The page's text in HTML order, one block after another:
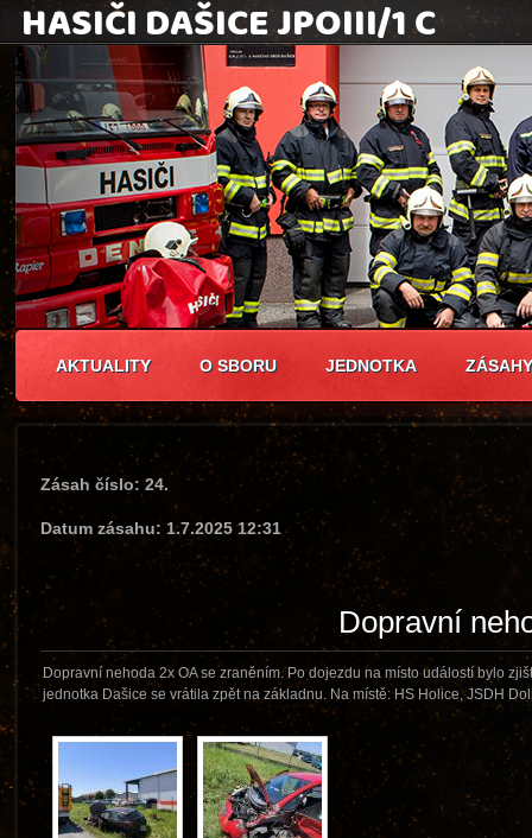
AKTUALITY O SBORU JEDNOTKA ZÁSAHY
Zásah číslo: 24.
Datum zásahu: 1.7.2025 12:31
Dopravní
Dopravní nehoda 2x OA se zraněním. Po dojezdu na místo událostí bylo
jednotka Dašice se vrátila zpět na základnu. Na místě: HS Holice, JSDH